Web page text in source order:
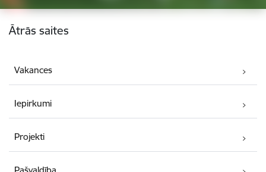
Kājene
Ātrās saites
Vakances
Iepirkumi
Projekti
Pašvaldība